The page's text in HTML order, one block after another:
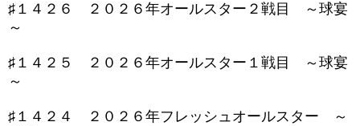
♯１４２６ ２０２６年オールスター２戦目 ～球宴
～
♯１４２５ ２０２６年オールスター１戦目 ～球宴
～
♯１４２４ ２０２６年フレッシュオールスター ～